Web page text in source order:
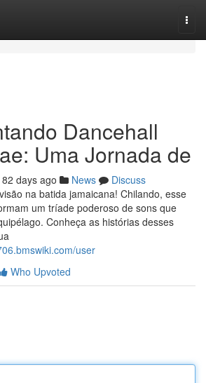
Dancehall
Uma Jornada de
82 days ago News
Discuss
na batida jamaicana! Chilando, esse
um tríade poderoso de sons que
Conheça as histórias desses
user
Who Upvoted